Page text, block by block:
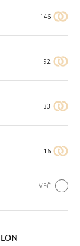
146
92
33
16
VEČ